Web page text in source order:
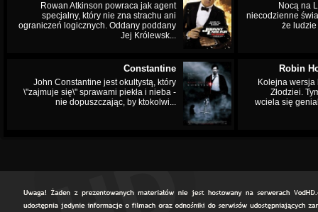
Rowan Atkinson powraca jak agent
specjalny, który nie zna strachu ani
ograniczeń logicznych. Oddany poddany
Jej Królewsk...
Nocą na
niecodzienne
że
Constantine
John Constantine jest okultystą, który
\"zajmuje się\" sprawami piekła i nieba -
nie dopuszczając, by ktokolwi...
Robin
Kolejna wersja
Złodziei.
wciela się